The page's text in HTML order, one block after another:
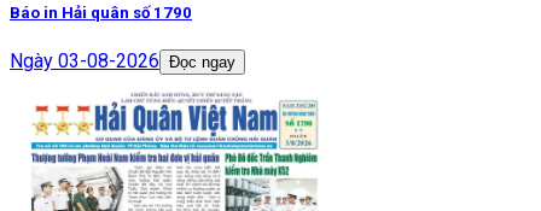
Báo in Hải quân số 1790
Ngày 03-08-2026 Đọc ngay